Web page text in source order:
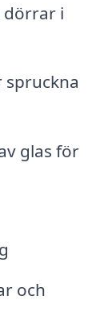
dörrar i
spruckna
glas för
och